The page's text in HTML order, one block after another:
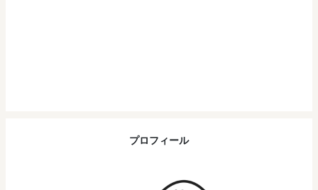
プロフィール